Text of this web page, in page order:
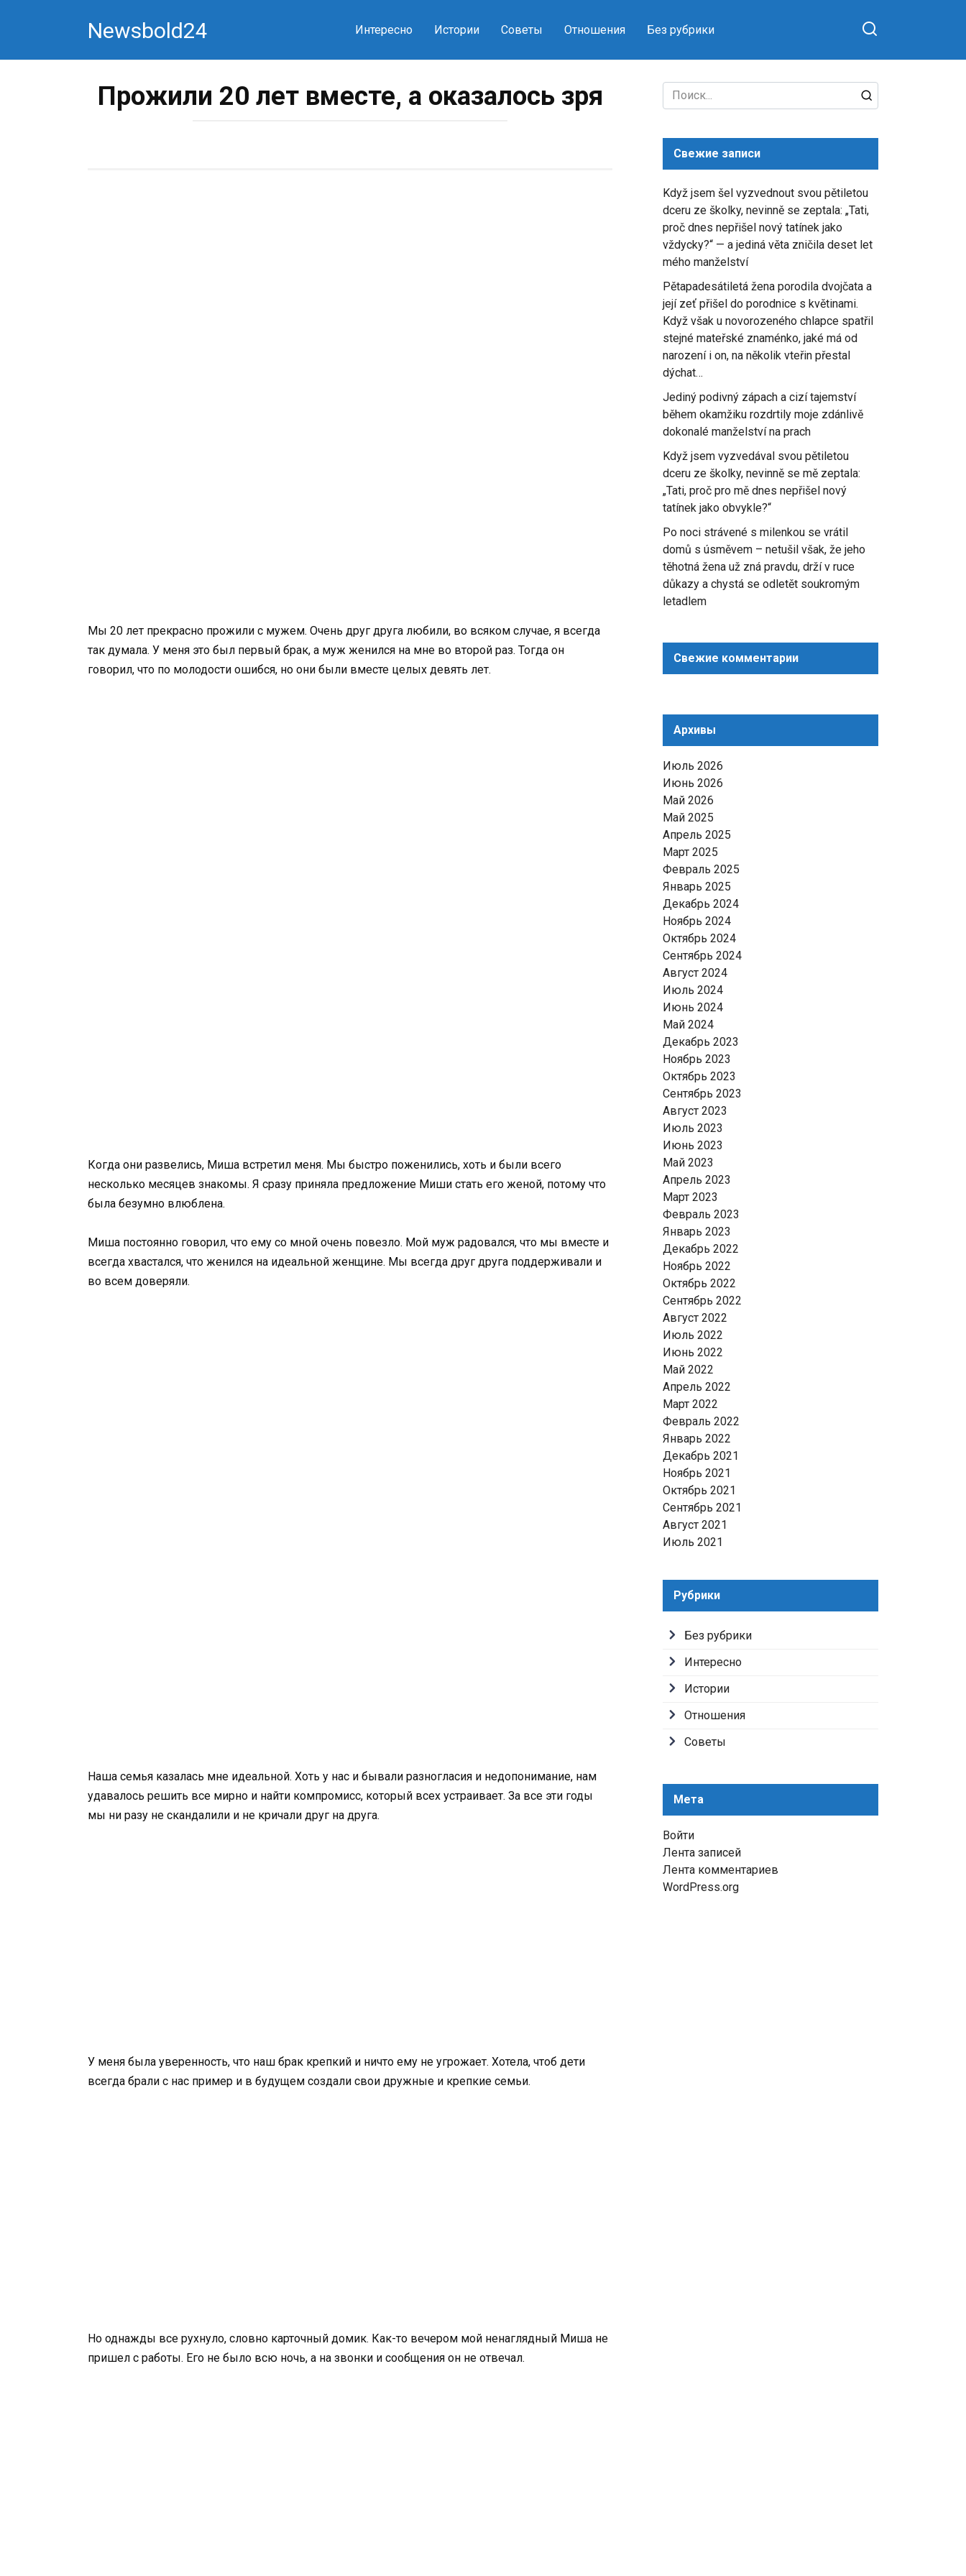
Newsbold24 Интересно Истории Советы Отношения Без рубрики
Прожили 20 лет вместе, а оказалось зря
Мы 20 лет прекрасно прожили с мужем. Очень друг друга любили, во всяком случае, я всегда
так думала. У меня это был первый брак, а муж женился на мне во второй раз. Тогда он
говорил, что по молодости ошибся, но они были вместе целых девять лет.
Когда они развелись, Миша встретил меня. Мы быстро поженились, хоть и были всего
несколько месяцев знакомы. Я сразу приняла предложение Миши стать его женой, потому что
была безумно влюблена.
Миша постоянно говорил, что ему со мной очень повезло. Мой муж радовался, что мы вместе и
всегда хвастался, что женился на идеальной женщине. Мы всегда друг друга поддерживали и
во всем доверяли.
Наша семья казалась мне идеальной. Хоть у нас и бывали разногласия и недопонимание, нам
удавалось решить все мирно и найти компромисс, который всех устраивает. За все эти годы
мы ни разу не скандалили и не кричали друг на друга.
У меня была уверенность, что наш брак крепкий и ничто ему не угрожает. Хотела, чтоб дети
всегда брали с нас пример и в будущем создали свои дружные и крепкие семьи.
Но однажды все рухнуло, словно карточный домик. Как-то вечером мой ненаглядный Миша не
пришел с работы. Его не было всю ночь, а на звонки и сообщения он не отвечал.
Search
for:
Свежие записи
Když jsem šel vyzvednout svou pětiletou
dceru ze školky, nevinně se zeptala: „Tati,
proč dnes nepřišel nový tatínek jako
vždycky?“ — a jediná věta zničila deset let
mého manželství
Pětapadesátiletá žena porodila dvojčata a
její zeť přišel do porodnice s květinami.
Když však u novorozeného chlapce spatřil
stejné mateřské znaménko, jaké má od
narození i on, na několik vteřin přestal
dýchat…
Jediný podivný zápach a cizí tajemství
během okamžiku rozdrtily moje zdánlivě
dokonalé manželství na prach
Když jsem vyzvedával svou pětiletou
dceru ze školky, nevinně se mě zeptala:
„Tati, proč pro mě dnes nepřišel nový
tatínek jako obvykle?“
Po noci strávené s milenkou se vrátil
domů s úsměvem – netušil však, že jeho
těhotná žena už zná pravdu, drží v ruce
důkazy a chystá se odletět soukromým
letadlem
Свежие комментарии
Архивы
Июль 2026
Июнь 2026
Май 2026
Май 2025
Апрель 2025
Март 2025
Февраль 2025
Январь 2025
Декабрь 2024
Ноябрь 2024
Октябрь 2024
Сентябрь 2024
Август 2024
Июль 2024
Июнь 2024
Май 2024
Декабрь 2023
Ноябрь 2023
Октябрь 2023
Сентябрь 2023
Август 2023
Июль 2023
Июнь 2023
Май 2023
Апрель 2023
Март 2023
Февраль 2023
Январь 2023
Декабрь 2022
Ноябрь 2022
Октябрь 2022
Сентябрь 2022
Август 2022
Июль 2022
Июнь 2022
Май 2022
Апрель 2022
Март 2022
Февраль 2022
Январь 2022
Декабрь 2021
Ноябрь 2021
Октябрь 2021
Сентябрь 2021
Август 2021
Июль 2021
Рубрики
Без рубрики
Интересно
Истории
Отношения
Советы
Мета
Войти
Лента записей
Лента комментариев
WordPress.org